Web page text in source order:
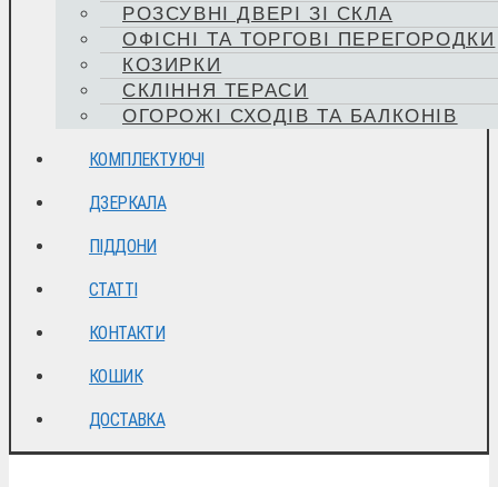
РОЗСУВНІ ДВЕРІ ЗІ СКЛА
ОФІСНІ ТА ТОРГОВІ ПЕРЕГОРОДКИ
КОЗИРКИ
СКЛІННЯ ТЕРАСИ
ОГОРОЖІ СХОДІВ ТА БАЛКОНІВ
КОМПЛЕКТУЮЧІ
ДЗЕРКАЛА
ПІДДОНИ
СТАТТІ
КОНТАКТИ
КОШИК
ДОСТАВКА